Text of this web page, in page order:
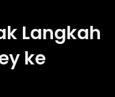
Langkah
ke